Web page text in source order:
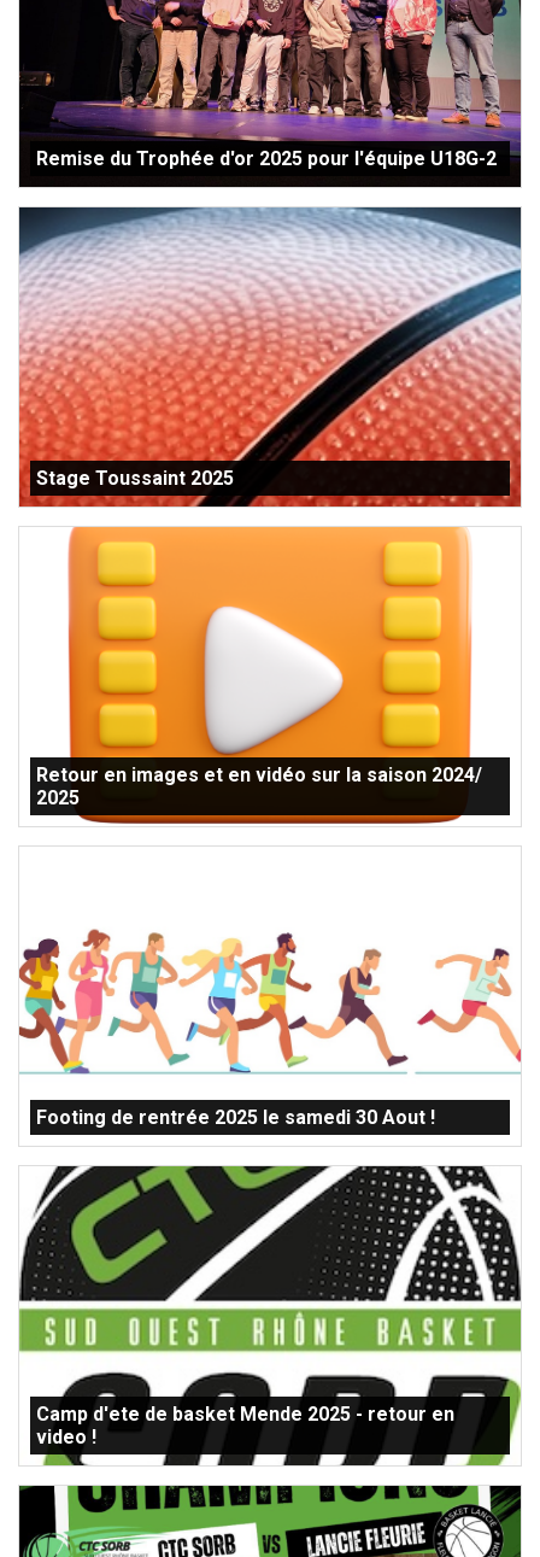
Remise du Trophée d'or 2025 pour l'équipe U18G-2
Stage Toussaint 2025
Retour en images et en vidéo sur la saison 2024/
2025
Footing de rentrée 2025 le samedi 30 Aout !
Camp d'ete de basket Mende 2025 - retour en
video !